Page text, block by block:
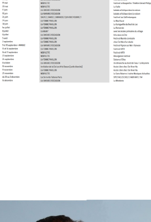
Les Spectacles chez l'habitant.e
Le Larzaco Poët Poêt
Le Petit Festival